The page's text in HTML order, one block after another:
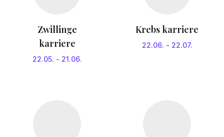
Zwillinge
karriere
22.05. - 21.06.
Krebs karriere
22.06. - 22.07.